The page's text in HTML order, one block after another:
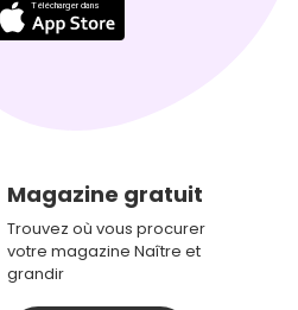
Magazine gratuit
Trouvez où vous procurer
votre magazine Naître et
grandir